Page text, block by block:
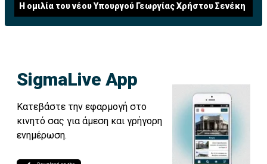
Η ομιλία του νέου Υπουργού Γεωργίας Χρήστου Σενέκη
SigmaLive App
Κατεβάστε την εφαρμογή στο
κινητό σας για άμεση και γρήγορη
ενημέρωση.